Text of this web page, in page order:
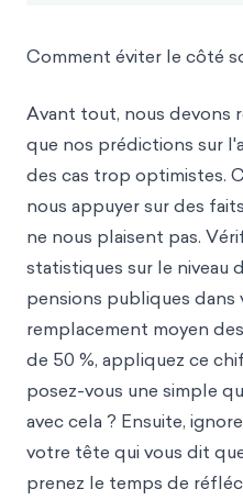
Comment éviter le côté
Avant tout, nous devons
que nos prédictions sur
des cas trop optimistes.
nous appuyer sur des
ne nous plaisent pas.
statistiques sur le niveau
pensions publiques dans
remplacement moyen
de 50 %, appliquez ce
posez-vous une simple
avec cela ? Ensuite,
votre tête qui vous dit
prenez le temps de